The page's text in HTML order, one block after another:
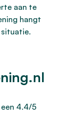
aan te
hangt
situatie.
4.4/5